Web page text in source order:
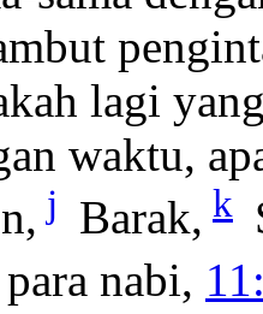
lagi
waktu,
j Barak, k
nabi,